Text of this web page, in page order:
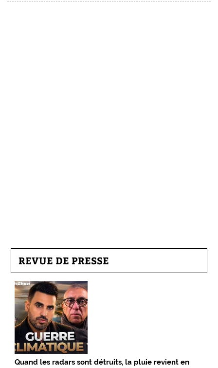
REVUE DE PRESSE
Quand les radars sont détruits, la pluie revient en